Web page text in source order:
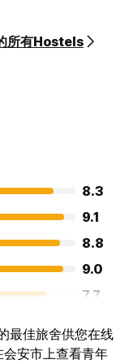
所有Hostels
8.3
9.1
8.8
9.0
7.7
8.8
最佳旅舍供您在线
安市上查看青年